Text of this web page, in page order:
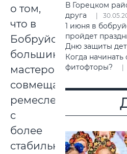
о том,
что в
Бобруйске
большинство
мастеров
совмещают
ремесленничество
с
более
стабильной
В Горецком
друга
1 июня в
пройдет
Дню защиты
Когда начинать
фитофторы?